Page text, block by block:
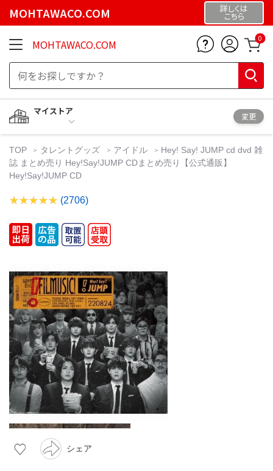
MOHTAWACO.COM 詳しくは
こちら
MOHTAWACO.COM 0
マイストア
変更
TOP タレントグッズ アイドル
Hey! Say! JUMP cd dvd 雑
誌 まとめ売り Hey!Say!JUMP CDまとめ売り【公式通販】
Hey!Say!JUMP CD
(2706)
シェア